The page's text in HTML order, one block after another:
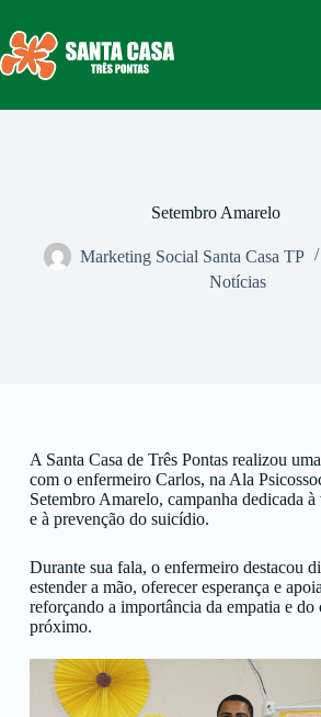
Setembro Amarelo
Marketing Social Santa Casa TP
Notícias
A Santa Casa de Três Pontas realizou
com o enfermeiro Carlos, na Ala
Setembro Amarelo, campanha dedicada
e à prevenção do suicídio.
Durante sua fala, o enfermeiro destacou
estender a mão, oferecer esperança e
reforçando a importância da empatia e do
próximo.